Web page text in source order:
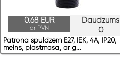
Daudzums
0
0.68 EUR
ar PVN
Patrona spuldzēm E27, IEK, 4A, IP20,
melns, plastmasa, ar g...